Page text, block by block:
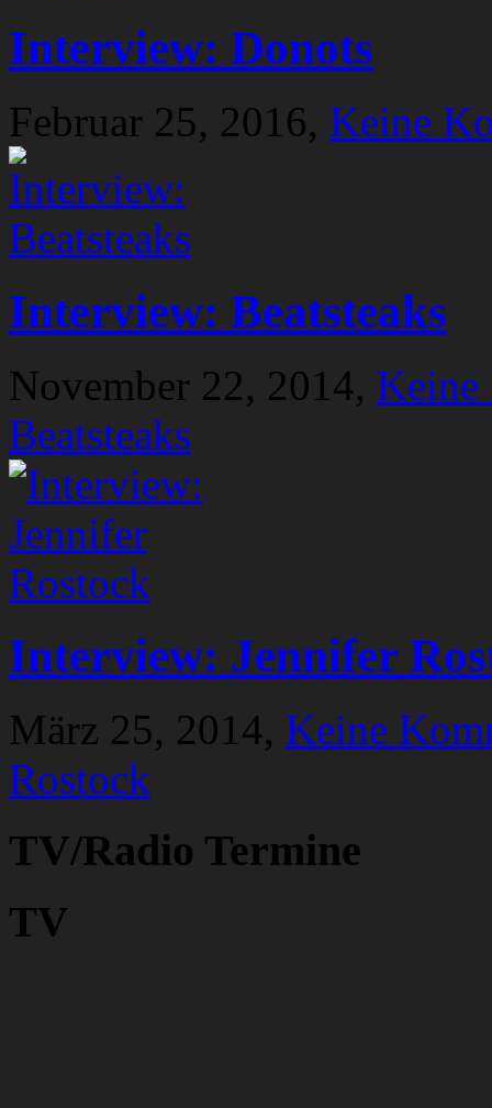
Interview: Donots
Februar 25, 2016, Keine
Interview: Beatsteaks
November 22, 2014, Keine
Beatsteaks
Interview: Jennifer
März 25, 2014, Keine
Rostock
TV/Radio Termine
TV